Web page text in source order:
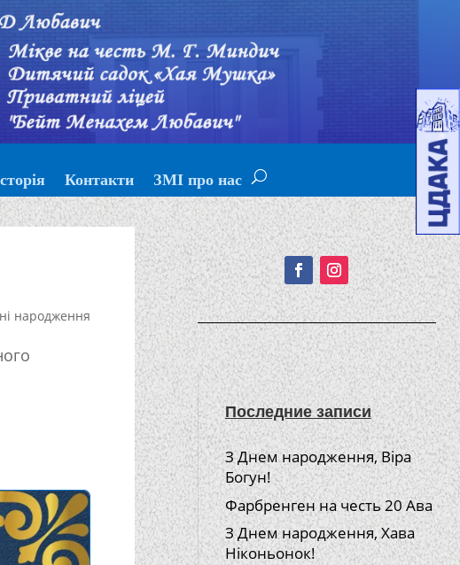
Контакти ЗМІ про нас
народження
Подписывайтесь!
Последние записи
З Днем народження, Віра
Богун!
Фарбренген на честь 20 Ава
З Днем народження, Хава
Ніконьонок!